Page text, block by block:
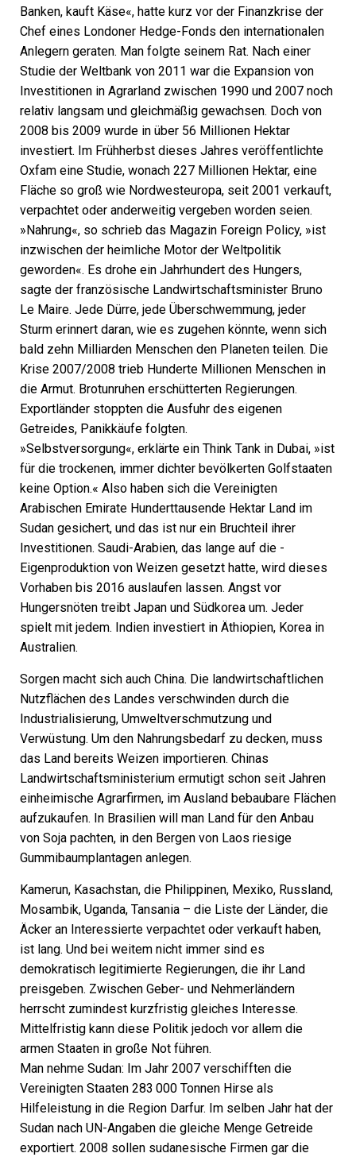
Banken, kauft Käse«, hatte kurz vor der Finanzkrise der
Chef eines Londoner Hedge-Fonds den internationalen
Anlegern geraten. Man folgte seinem Rat. Nach einer
Studie der Weltbank von 2011 war die Expansion von
Investitionen in Agrarland zwischen 1990 und 2007 noch
relativ langsam und gleichmäßig gewachsen. Doch von
2008 bis 2009 wurde in über 56 Millionen Hektar
investiert. Im Frühherbst dieses Jahres veröffentlichte
Oxfam eine Studie, wonach 227 Millionen Hektar, eine
Fläche so groß wie Nordwesteuropa, seit 2001 verkauft,
verpachtet oder anderweitig vergeben worden seien.
»Nahrung«, so schrieb das Magazin Foreign Policy, »ist
inzwischen der heimliche Motor der Weltpolitik
geworden«. Es drohe ein Jahrhundert des Hungers,
sagte der französische Landwirtschaftsminister Bruno
Le Maire. Jede Dürre, jede Überschwemmung, jeder
Sturm erinnert daran, wie es zugehen könnte, wenn sich
bald zehn Milliarden Menschen den Planeten teilen. Die
Krise 2007/2008 trieb Hunderte Millionen Menschen in
die Armut. Brotunruhen erschütterten Regierungen.
Exportländer stoppten die Ausfuhr des eigenen
Getreides, Panikkäufe folgten.
»Selbstversorgung«, erklärte ein Think Tank in Dubai, »ist
für die trockenen, immer dichter bevölkerten Golfstaaten
keine Option.« Also haben sich die Vereinigten
Arabischen Emirate Hunderttausende Hektar Land im
Sudan gesichert, und das ist nur ein Bruchteil ihrer
Investitionen. Saudi-Arabien, das lange auf die ­
Eigenproduktion von Weizen gesetzt hatte, wird dieses
Vorhaben bis 2016 auslaufen lassen. Angst vor
Hungersnöten treibt Japan und Südkorea um. Jeder
spielt mit jedem. Indien investiert in Äthiopien, Korea in
Australien.
Sorgen macht sich auch China. Die landwirtschaftlichen
Nutzflächen des Landes verschwinden durch die
Industrialisierung, Umweltverschmutzung und
Verwüstung. Um den Nahrungs­bedarf zu decken, muss
das Land bereits Weizen importieren. Chinas
Landwirtschaftsministerium ermutigt schon seit Jahren
einheimische Agrarfirmen, im Ausland bebaubare Flächen
aufzukaufen. In Brasilien will man Land für den Anbau
von Soja pachten, in den Bergen von Laos riesige
Gummibaumplantagen anlegen.
Kamerun, Kasachstan, die Philippinen, Mexiko, Russland,
Mosambik, Uganda, Tansania – die Liste der Länder, die
Äcker an Inter­essierte verpachtet oder verkauft haben,
ist lang. Und bei weitem nicht immer sind es
demokratisch legitimierte Regierungen, die ihr Land
preisgeben. Zwischen Geber- und Nehmerländern
herrscht zumindest kurzfristig gleiches Interesse.
Mittelfristig kann diese Politik jedoch vor allem die
armen Staaten in große Not führen.
Man nehme Sudan: Im Jahr 2007 verschifften die
Vereinigten Staaten 283 000 Tonnen Hirse als
Hilfeleistung in die Region Darfur. Im selben Jahr hat der
Sudan nach UN-Angaben die gleiche Menge Getreide
exportiert. 2008 sollen sudanesische Firmen gar die